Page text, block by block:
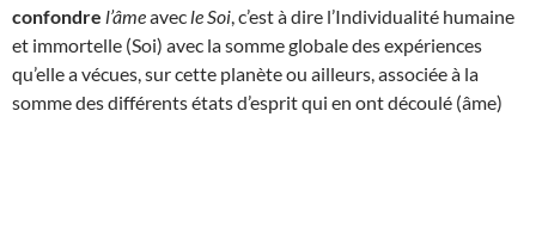
confondre l’âmeavec le Soi , c’est à dire l’Individualité humaine
et immortelle (Soi) avec la somme globale des expériences
qu’elle a vécues, sur cette planète ou ailleurs, associée à la
somme des différents états d’esprit qui en ont découlé (âme)